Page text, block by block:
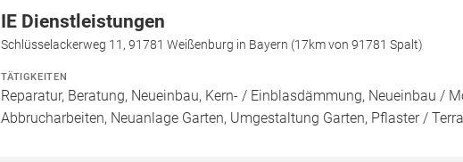
IE Dienstleistungen
Schlüsselackerweg 11, 91781 Weißenburg in Bayern (17km von 91781 Spalt)
TÄTIGKEITEN
Reparatur, Beratung, Neueinbau, Kern- / Einblasdämmung, Neueinbau /
Abbrucharbeiten, Neuanlage Garten, Umgestaltung Garten, Pflaster /